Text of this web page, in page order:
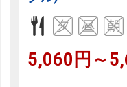
5,060円～